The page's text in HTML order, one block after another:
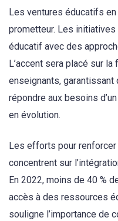
Les ventures éducatifs
prometteur. Les
éducatif avec des
L’accent sera placé sur
enseignants, garantissant
répondre aux besoins
en évolution.
Les efforts pour renforcer
concentrent sur
En 2022, moins de 40 %
accès à des ressources
souligne l’importance de